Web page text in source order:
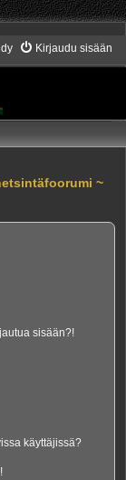
Kirjaudu sisään
~
sisään?!
käyttäjissä?